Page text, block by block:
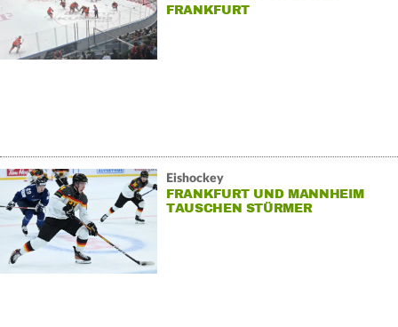
FRANKFURT
Eishockey
FRANKFURT UND MANNHEIM
TAUSCHEN STÜRMER